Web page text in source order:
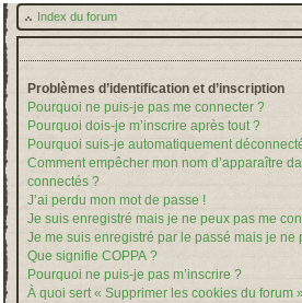
Index du forum
Problèmes d’identification et d’inscription
Pourquoi ne puis-je pas me connecter ?
Pourquoi dois-je m’inscrire après tout ?
Pourquoi suis-je automatiquement
Comment empêcher mon nom d’apparaître
connectés ?
J’ai perdu mon mot de passe !
Je suis enregistré mais je ne peux pas me
Je me suis enregistré par le passé mais je ne
Que signifie COPPA ?
Pourquoi ne puis-je pas m’inscrire ?
À quoi sert « Supprimer les cookies du forum